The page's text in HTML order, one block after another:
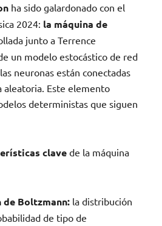
ha sido galardonado con el
2024: la máquina de
junto a Terrence
un modelo estocástico de red
neuronas están conectadas
Este elemento
deterministas que siguen
clave de la máquina
Boltzmann: la distribución
de tipo de